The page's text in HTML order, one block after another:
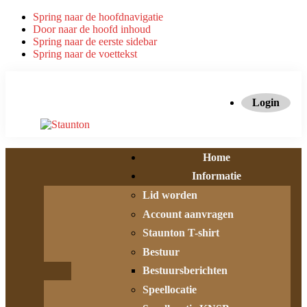
Spring naar de hoofdnavigatie
Door naar de hoofd inhoud
Spring naar de eerste sidebar
Spring naar de voettekst
Login
Home
Informatie
Lid worden
Account aanvragen
Staunton T-shirt
Bestuur
Bestuursberichten
Speellocatie